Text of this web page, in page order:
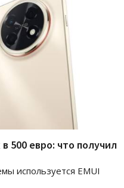
500 евро: что получил
используется EMUI